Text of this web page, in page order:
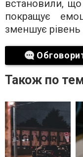
встановили, що
покращує
зменшує рівень
Також по